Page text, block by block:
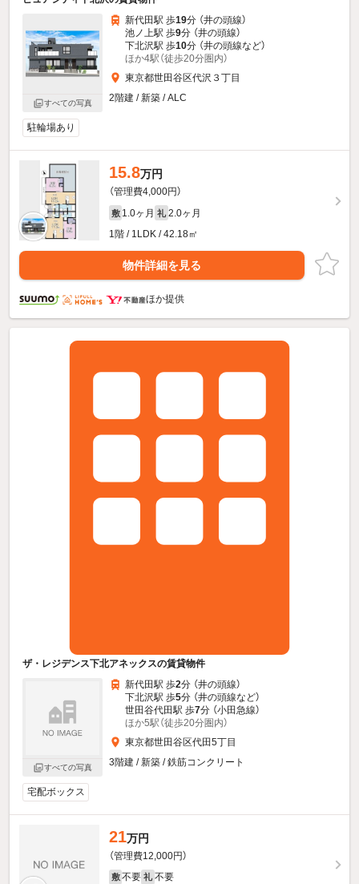
すべての写真
新代田駅 歩19分 （井の頭線）
池ノ上駅 歩9分 （井の頭線）
下北沢駅 歩10分 （井の頭線など）
ほか4駅（徒歩20分圏内）
東京都世田谷区代沢３丁目
2階建 / 新築 / ALC
駐輪場あり
15.8万円
（管理費4,000円）
敷 1.0ヶ月 礼 2.0ヶ月
1階 / 1LDK / 42.18㎡
物件詳細を見る
ほか提供
ザ・レジデンス下北アネックスの賃貸物件
すべての写真
新代田駅 歩2分 （井の頭線）
下北沢駅 歩5分 （井の頭線など）
世田谷代田駅 歩7分 （小田急線）
ほか5駅（徒歩20分圏内）
東京都世田谷区代田5丁目
3階建 / 新築 / 鉄筋コンクリート
宅配ボックス
21万円
（管理費12,000円）
敷 不要 礼 不要